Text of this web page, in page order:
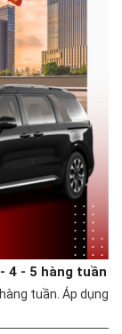
4 - 5 hàng tuần
tuần. Áp dụng